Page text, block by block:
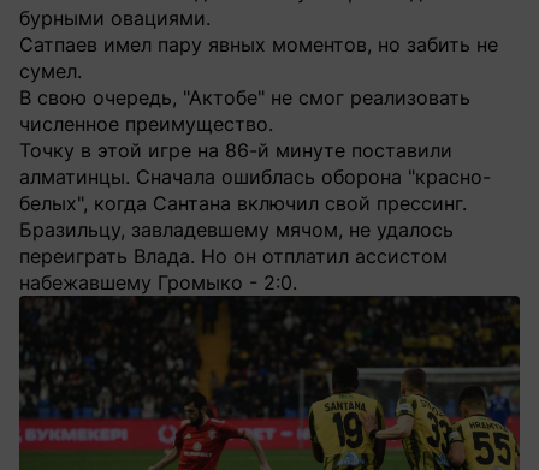
бурными овациями.
Сатпаев имел пару явных моментов, но забить не
сумел.
В свою очередь, "Актобе" не смог реализовать
численное преимущество.
Точку в этой игре на 86-й минуте поставили
алматинцы. Сначала ошиблась оборона "красно-
белых", когда Сантана включил свой прессинг.
Бразильцу, завладевшему мячом, не удалось
переиграть Влада. Но он отплатил ассистом
набежавшему Громыко - 2:0.